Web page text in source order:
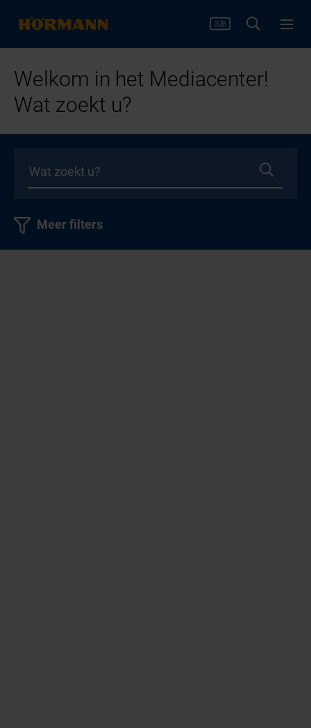
Welkom in het Mediacenter!
Wat zoekt u?
Meer filters